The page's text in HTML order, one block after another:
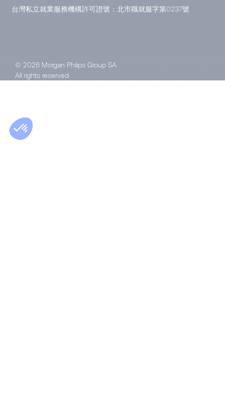
台灣私立就業服務機構許可證號：北市職就服字第0237號
© 2026 Morgan Philips Group SA
All rights reserved